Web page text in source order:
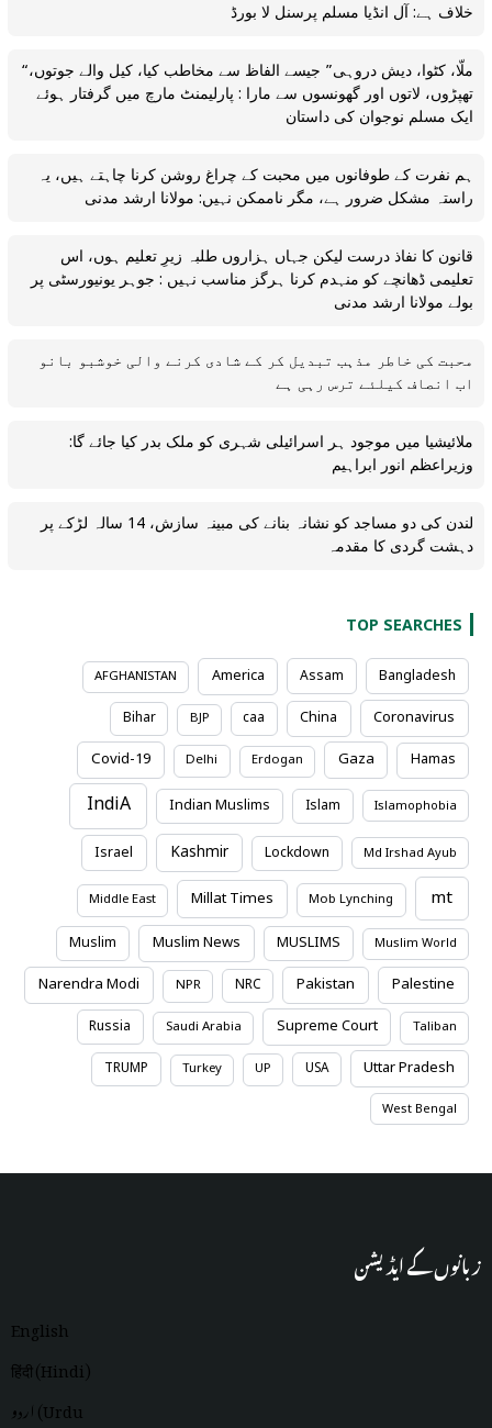
خلاف ہے: آل انڈیا مسلم پرسنل لا بورڈ
“ملّا، کٹوا، دیش دروہی” جیسے الفاظ سے مخاطب کیا، کیل والے جوتوں،
تھپڑوں، لاتوں اور گھونسوں سے مارا : پارلیمنٹ مارچ میں گرفتار ہوئے
ایک مسلم نوجوان کی داستان
ہم نفرت کے طوفانوں میں محبت کے چراغ روشن کرنا چاہتے ہیں، یہ
راستہ مشکل ضرور ہے، مگر ناممکن نہیں: مولانا ارشد مدنی
قانون کا نفاذ درست لیکن جہاں ہزاروں طلبہ زیرِ تعلیم ہوں، اس
تعلیمی ڈھانچے کو منہدم کرنا ہرگز مناسب نہیں : جوہر یونیورسٹی پر
بولے مولانا ارشد مدنی
محبت کی خاطر مذہب تبدیل کر کے شادی کرنے والی خوشبو بانو
اب انصاف کیلئے ترس رہی ہے
ملائیشیا میں موجود ہر اسرائیلی شہری کو ملک بدر کیا جائے گا:
وزیراعظم انور ابراہیم
لندن کی دو مساجد کو نشانہ بنانے کی مبینہ سازش، 14 سالہ لڑکے پر
دہشت گردی کا مقدمہ
TOP SEARCHES
AFGHANISTAN America Assam Bangladesh
Bihar BJP caa China Coronavirus
Covid-19 Delhi Erdogan Gaza Hamas
IndiA Indian Muslims Islam Islamophobia
Israel Kashmir Lockdown Md Irshad Ayub
Middle East Millat Times Mob Lynching mt
Muslim Muslim News MUSLIMS Muslim World
Narendra Modi NPR NRC Pakistan Palestine
Russia Saudi Arabia Supreme Court Taliban
TRUMP Turkey UP USA Uttar Pradesh
West Bengal
زبانوں کے ایڈیشن
English
हिंदी (Hindi)
اردو (Urdu